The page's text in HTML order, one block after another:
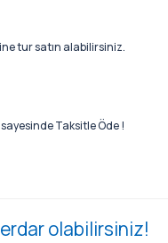
tur satın alabilirsiniz.
Taksitle Öde !
olabilirsiniz!